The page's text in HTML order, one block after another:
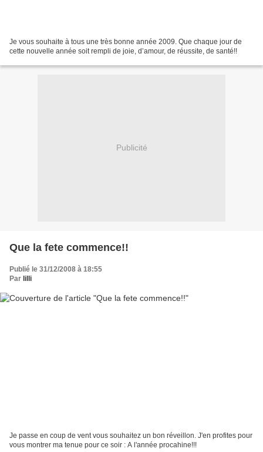
Je vous souhaite à tous une très bonne année 2009. Que chaque jour de
cette nouvelle année soit rempli de joie, d’amour, de réussite, de santé!!
Publicité
Que la fete commence!!
Publié le 31/12/2008 à 18:55
Par lilli
Je passe en coup de vent vous souhaitez un bon réveillon. J'en profites pour
vous montrer ma tenue pour ce soir : A l'année procahine!!!